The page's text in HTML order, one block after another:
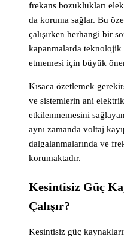
frekans bozuklukları
da koruma sağlar. Bu
çalışırken herhangi bir
kapanmalarda teknolojik
etmemesi için büyük
Kısaca özetlemek
ve sistemlerin ani
etkilenmemesini
aynı zamanda voltaj
dalgalanmalarında ve
korumaktadır.
Kesintisiz Güç
Çalışır?
Kesintisiz güç